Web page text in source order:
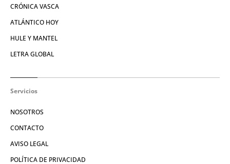
CRÓNICA VASCA
ATLÁNTICO HOY
HULE Y MANTEL
LETRA GLOBAL
Servicios
NOSOTROS
CONTACTO
AVISO LEGAL
POLÍTICA DE PRIVACIDAD